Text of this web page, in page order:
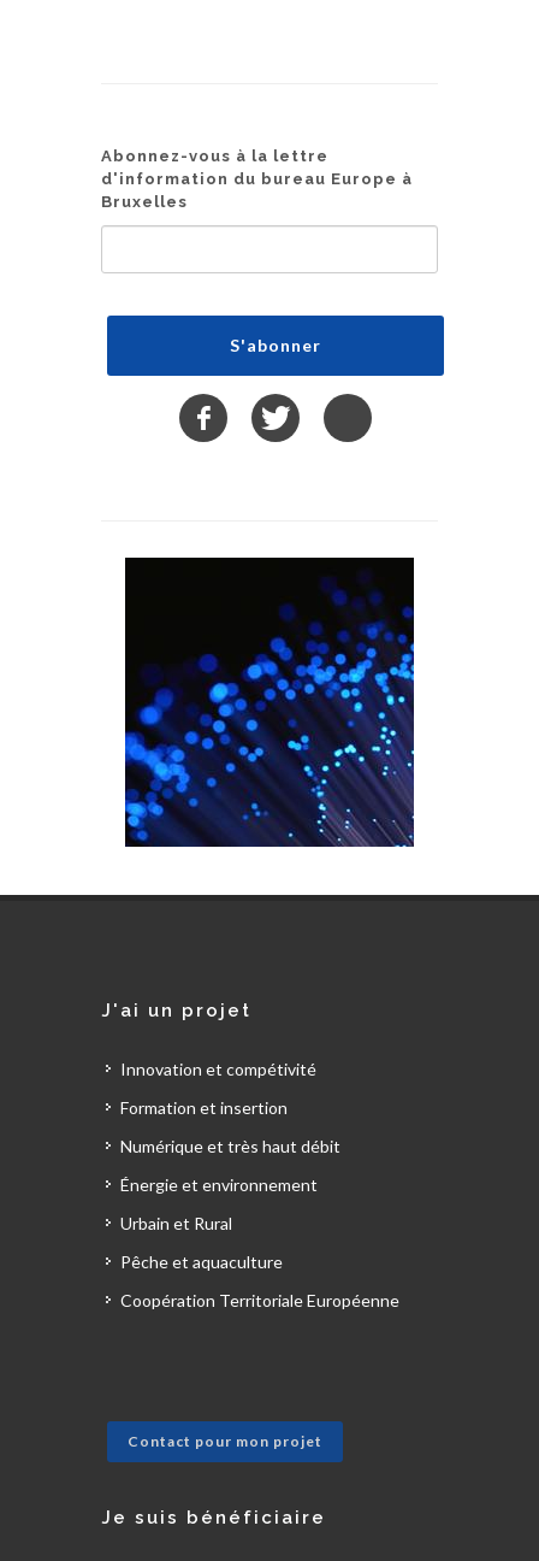
Abonnez-vous à la lettre
d'information du bureau Europe à
Bruxelles
J'ai un projet
Innovation et compétivité
Formation et insertion
Numérique et très haut débit
Énergie et environnement
Urbain et Rural
Pêche et aquaculture
Coopération Territoriale Européenne
Contact pour mon projet
Je suis bénéficiaire